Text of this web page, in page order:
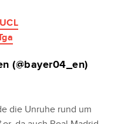
(@bayer04_en)
die Unruhe rund um